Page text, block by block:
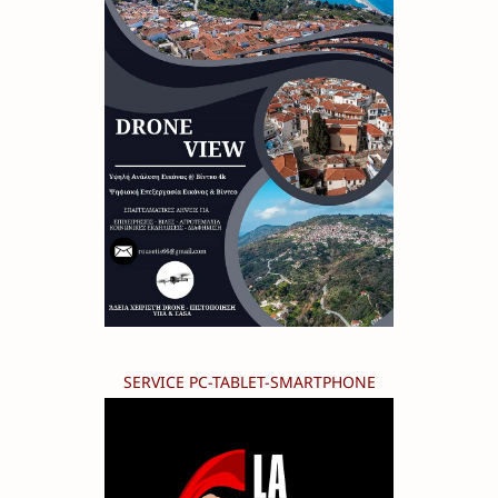
SERVICE PC-TABLET-SMARTPHONE